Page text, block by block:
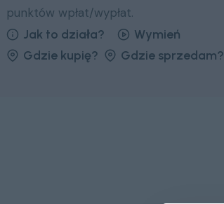
punktów wpłat/wypłat.
Jak to działa?
Wymień
Gdzie kupię?
Gdzie sprzedam?